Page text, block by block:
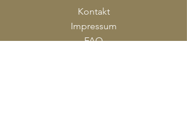
Kontakt
Impressum
FAQ